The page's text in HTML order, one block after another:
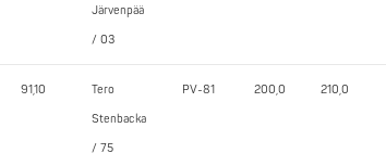
Järvenpää
/ 03
91,10 Tero
Stenbacka
/ 75
PV-81 200,0 210,0